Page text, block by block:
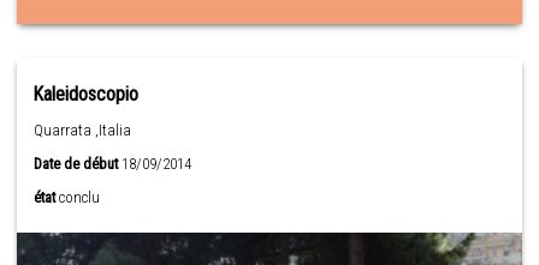
Kaleidoscopio
Quarrata ,Italia
Date de début18/09/2014
état conclu